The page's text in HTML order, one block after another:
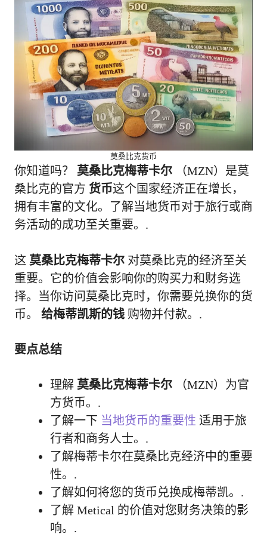
莫桑比克货币
你知道吗？ 莫桑比克梅蒂卡尔 （MZN）是莫
桑比克的官方 货币这个国家经济正在增长，
拥有丰富的文化。了解当地货币对于旅行或商
务活动的成功至关重要。.
这 莫桑比克梅蒂卡尔 对莫桑比克的经济至关
重要。它的价值会影响你的购买力和财务选
择。当你访问莫桑比克时，你需要兑换你的货
币。 给梅蒂凯斯的钱 购物并付款。.
要点总结
理解 莫桑比克梅蒂卡尔 （MZN）为官
方货币。.
了解一下 当地货币的重要性 适用于旅
行者和商务人士。.
了解梅蒂卡尔在莫桑比克经济中的重要
性。.
了解如何将您的货币兑换成梅蒂凯。.
了解 Metical 的价值对您财务决策的影
响。.